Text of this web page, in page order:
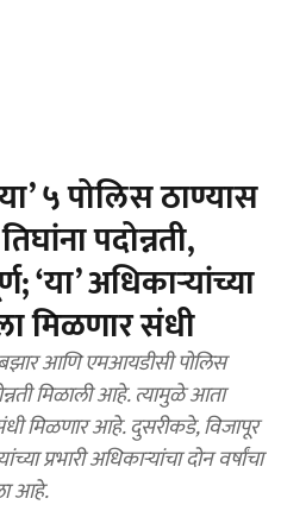
५ पोलिस ठाण्यास
पदोन्नती,
‘या’ अधिकाऱ्यांच्या
मिळणार संधी
आणि एमआयडीसी पोलिस
मिळाली आहे. त्यामुळे आता
मिळणार आहे. दुसरीकडे, विजापूर
प्रभारी अधिकाऱ्यांचा दोन वर्षांचा
आहे.